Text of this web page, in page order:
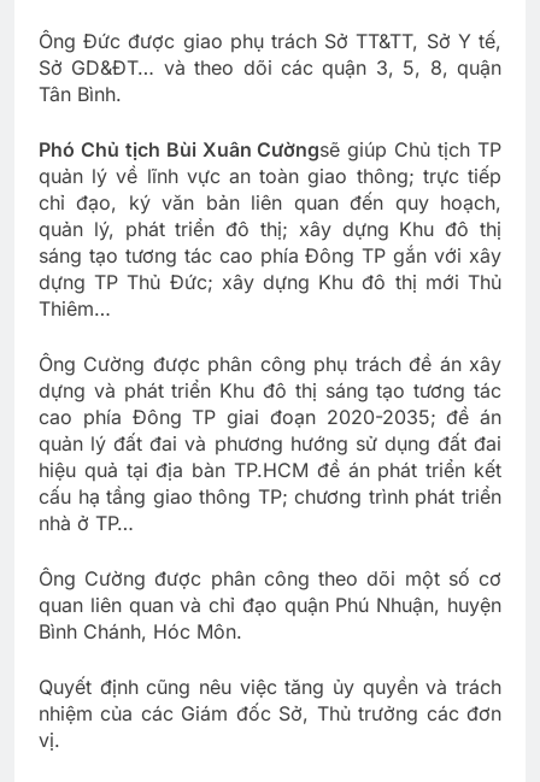
Ông Đức được giao phụ trách Sở TT&TT, Sở Y tế,
Sở GD&ĐT… và theo dõi các quận 3, 5, 8, quận
Tân Bình.
Phó Chủ tịch Bùi Xuân Cườngsẽ giúp Chủ tịch TP
quản lý về lĩnh vực an toàn giao thông; trực tiếp
chỉ đạo, ký văn bản liên quan đến quy hoạch,
quản lý, phát triển đô thị; xây dựng Khu đô thị
sáng tạo tương tác cao phía Đông TP gắn với xây
dựng TP Thủ Đức; xây dựng Khu đô thị mới Thủ
Thiêm…
Ông Cường được phân công phụ trách đề án xây
dựng và phát triển Khu đô thị sáng tạo tương tác
cao phía Đông TP giai đoạn 2020-2035; đề án
quản lý đất đai và phương hướng sử dụng đất đai
hiệu quả tại địa bàn TP.HCM đề án phát triển kết
cấu hạ tầng giao thông TP; chương trình phát triển
nhà ở TP…
Ông Cường được phân công theo dõi một số cơ
quan liên quan và chỉ đạo quận Phú Nhuận, huyện
Bình Chánh, Hóc Môn.
Quyết định cũng nêu việc tăng ủy quyền và trách
nhiệm của các Giám đốc Sở, Thủ trưởng các đơn
vị.